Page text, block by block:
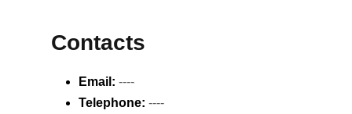
Contacts
Email: ----
Telephone: ----